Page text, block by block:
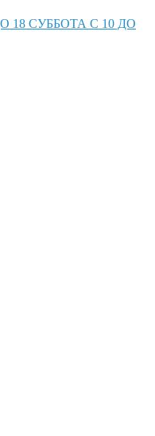
18 СУББОТА С 10 ДО